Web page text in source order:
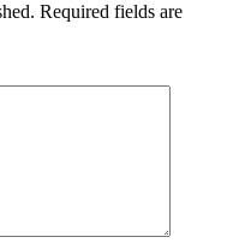
Required fields are